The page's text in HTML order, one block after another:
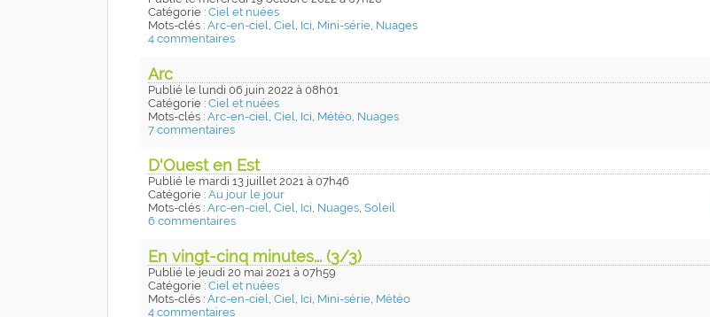
Catégorie : Ciel et nuées
Mots-clés : Arc-en-ciel, Ciel, Ici, Mini-série, Nuages
4 commentaires
Arc
Publié le lundi 06 juin 2022 à 08h01
Catégorie : Ciel et nuées
Mots-clés : Arc-en-ciel, Ciel, Ici, Météo, Nuages
7 commentaires
D'Ouest en Est
Publié le mardi 13 juillet 2021 à 07h46
Catégorie : Au jour le jour
Mots-clés : Arc-en-ciel, Ciel, Ici, Nuages, Soleil
6 commentaires
En vingt-cinq minutes... (3/3)
Publié le jeudi 20 mai 2021 à 07h59
Catégorie : Ciel et nuées
Mots-clés : Arc-en-ciel, Ciel, Ici, Mini-série, Météo
4 commentaires